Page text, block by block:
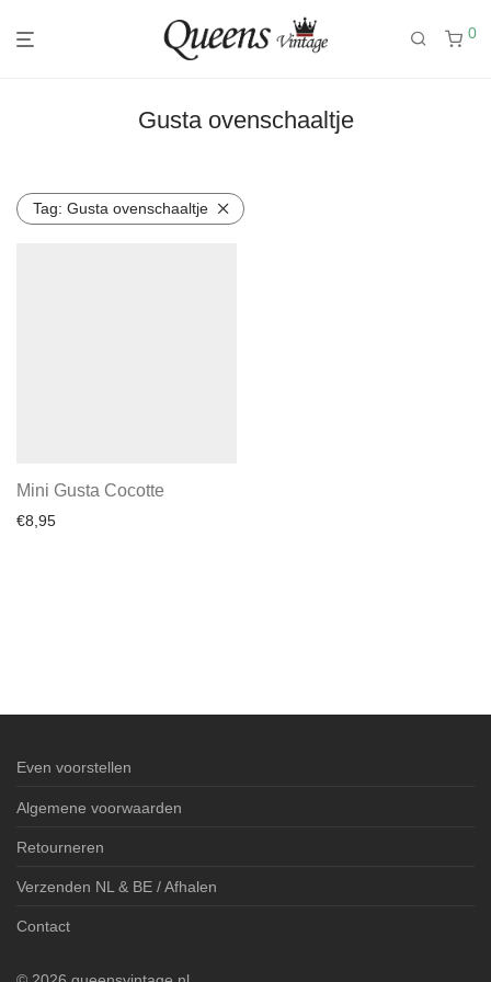
0
Gusta ovenschaaltje
Tag: Gusta ovenschaaltje
Mini Gusta Cocotte
€8,95
Even voorstellen
Algemene voorwaarden
Retourneren
Verzenden NL & BE / Afhalen
Contact